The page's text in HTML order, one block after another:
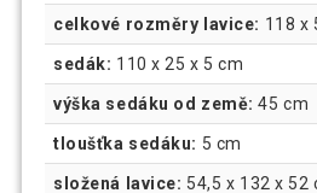
celkové rozměry lavice: 118 x
sedák: 110 x 25 x 5 cm
výška sedáku od země: 45 cm
tloušťka sedáku: 5 cm
složená lavice: 54,5 x 132 x 52